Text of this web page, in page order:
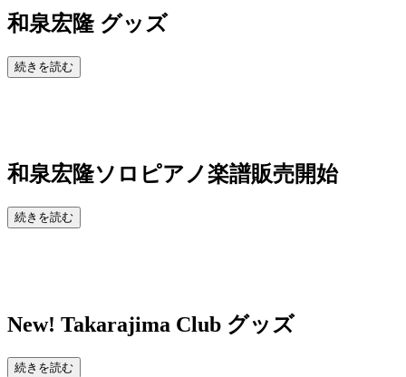
和泉宏隆 グッズ
続きを読む
和泉宏隆ソロピアノ楽譜販売開始
続きを読む
New! Takarajima Club グッズ
続きを読む